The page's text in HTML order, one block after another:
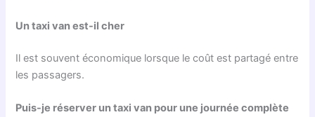
Un taxi van est-il cher
Il est souvent économique lorsque le coût est partagé entre
les passagers.
Puis-je réserver un taxi van pour une journée complète